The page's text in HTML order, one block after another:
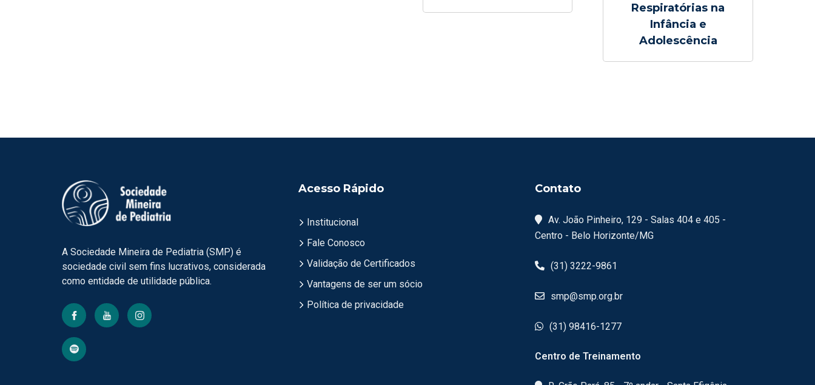
Respiratórias na
Infância e
Adolescência
A Sociedade Mineira de Pediatria (SMP) é
sociedade civil sem fins lucrativos, considerada
como entidade de utilidade pública.
Acesso Rápido
Institucional
Fale Conosco
Validação de Certificados
Vantagens de ser um sócio
Política de privacidade
Contato
Av. João Pinheiro, 129 - Salas 404 e 405 -
Centro - Belo Horizonte/MG
(31) 3222-9861
smp@smp.org.br
(31) 98416-1277
Centro de Treinamento